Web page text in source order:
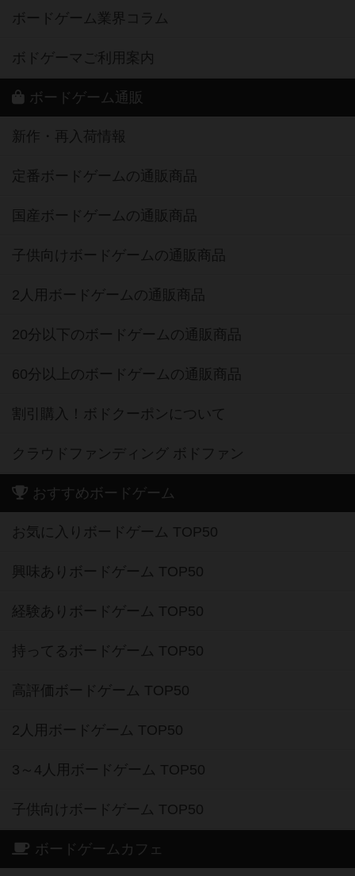
ボードゲーム業界コラム
ボドゲーマご利用案内
ボードゲーム通販
新作・再入荷情報
定番ボードゲームの通販商品
国産ボードゲームの通販商品
子供向けボードゲームの通販商品
2人用ボードゲームの通販商品
20分以下のボードゲームの通販商品
60分以上のボードゲームの通販商品
割引購入！ボドクーポンについて
クラウドファンディング ボドファン
おすすめボードゲーム
お気に入りボードゲーム TOP50
興味ありボードゲーム TOP50
経験ありボードゲーム TOP50
持ってるボードゲーム TOP50
高評価ボードゲーム TOP50
2人用ボードゲーム TOP50
3～4人用ボードゲーム TOP50
子供向けボードゲーム TOP50
ボードゲームカフェ